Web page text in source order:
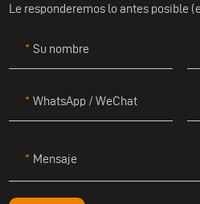
Le responderemos lo antes posible
Su nombre
WhatsApp / WeChat
Mensaje